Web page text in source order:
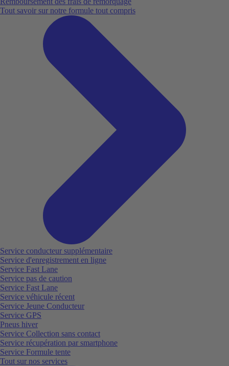
Tout savoir sur notre formule tout compris
Service conducteur supplémentaire
Service d'enregistrement en ligne
Service Fast Lane
Service pas de caution
Service Fast Lane
Service véhicule récent
Service Jeune Conducteur
Service GPS
Pneus hiver
Service Collection sans contact
Service récupération par smartphone
Service Formule tente
Tout sur nos services